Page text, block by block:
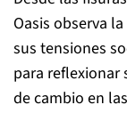
Oasis observa
sus tensiones
para reflexionar
de cambio en